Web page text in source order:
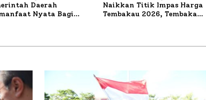
Daerah
Nyata Bagi
di Desa Bataal Timur
Naikkan Titik Impas Harga
Tembakau 2026, Tembakau